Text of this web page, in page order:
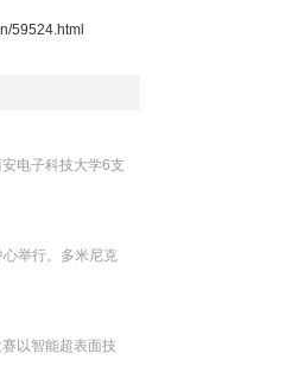
59524.html
电子科技大学6支
举行。多米尼克
以智能超表面技